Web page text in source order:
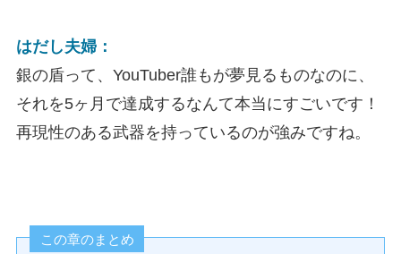
はだし夫婦：
銀の盾って、YouTuber誰もが夢見るものなのに、
それを5ヶ月で達成するなんて本当にすごいです！
再現性のある武器を持っているのが強みですね。
この章のまとめ